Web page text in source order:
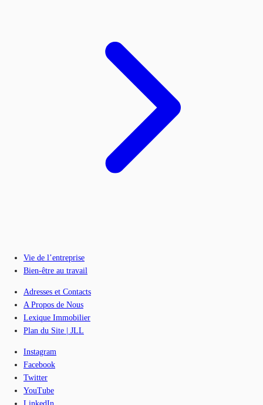
Vie de l’entreprise
Bien-être au travail
Adresses et Contacts
A Propos de Nous
Lexique Immobilier
Plan du Site | JLL
Instagram
Facebook
Twitter
YouTube